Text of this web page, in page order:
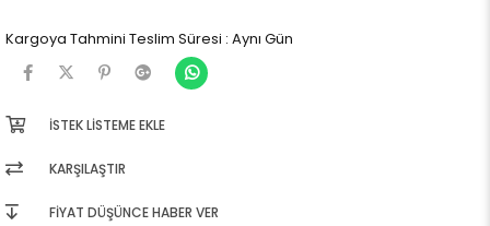
Kargoya Tahmini Teslim Süresi : Aynı Gün
İSTEK LISTEME EKLE
KARŞILAŞTIR
FIYAT DÜŞÜNCE HABER VER